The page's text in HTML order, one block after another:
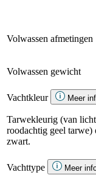
Volwassen afmetingen
Volwassen gewicht
Vachtkleur
Meer
Tarwekleurig (van
roodachtig geel tarwe)
zwart.
Vachttype Meer